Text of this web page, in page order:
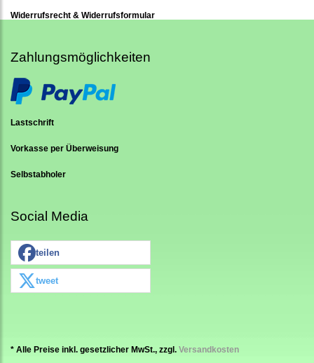
Widerrufsrecht & Widerrufsformular
Zahlungsmöglichkeiten
Lastschrift
Vorkasse per Überweisung
Selbstabholer
Social Media
teilen
tweet
* Alle Preise inkl. gesetzlicher MwSt., zzgl. Versandkosten